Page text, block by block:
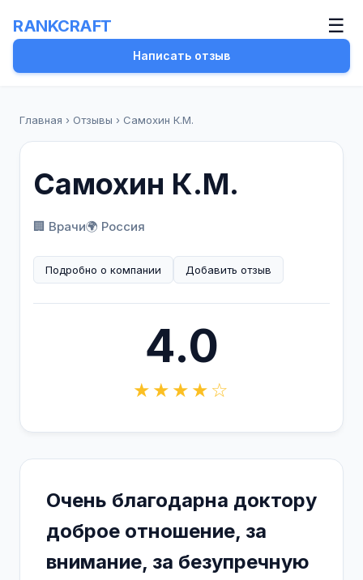
RANKCRAFT ☰
Написать отзыв
Главная › Отзывы › Самохин К.М.
Самохин К.М.
🏢 Врачи🌍 Россия
Подробно о компании Добавить отзыв
4.0
★★★★☆
Очень благодарна доктору
доброе отношение, за
внимание, за безупречную